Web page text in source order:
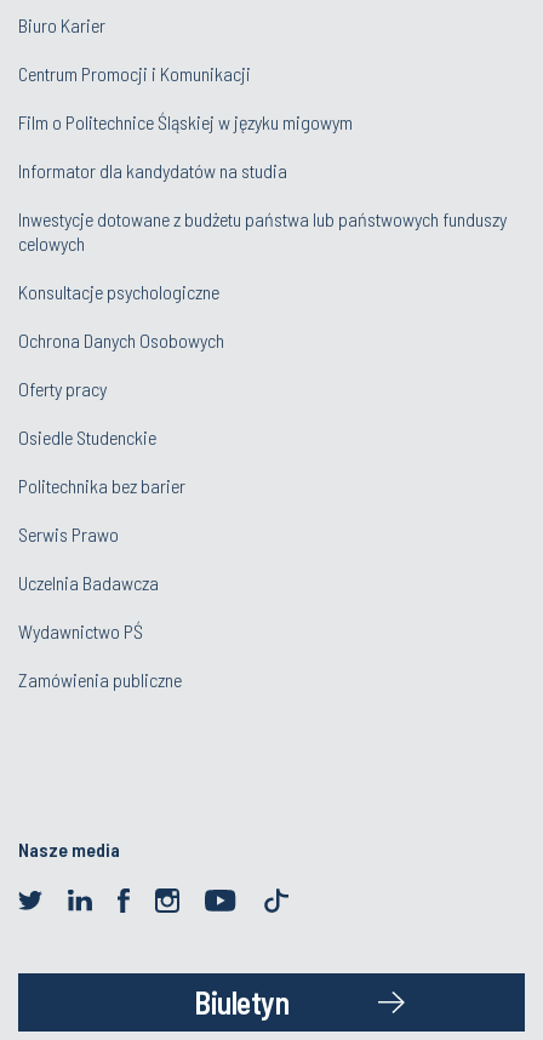
Biuro Karier
Centrum Promocji i Komunikacji
Film o Politechnice Śląskiej w języku migowym
Informator dla kandydatów na studia
Inwestycje dotowane z budżetu państwa lub państwowych funduszy
celowych
Konsultacje psychologiczne
Ochrona Danych Osobowych
Oferty pracy
Osiedle Studenckie
Politechnika bez barier
Serwis Prawo
Uczelnia Badawcza
Wydawnictwo PŚ
Zamówienia publiczne
Nasze media
Biuletyn